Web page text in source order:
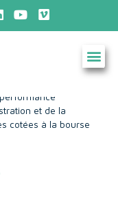
et de la
cotées à la bourse